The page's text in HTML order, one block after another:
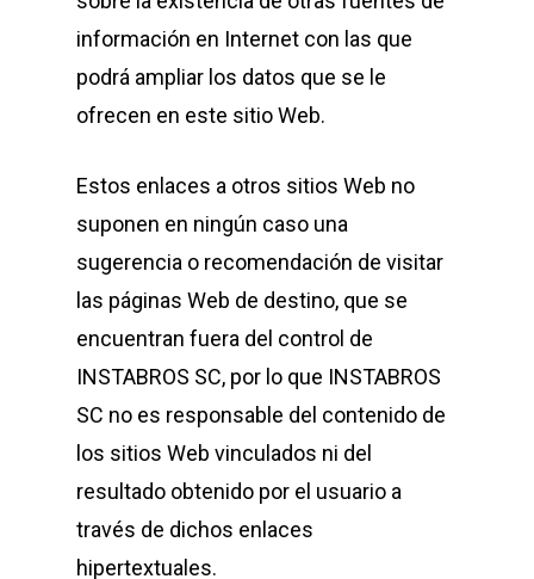
información en Internet con las que
podrá ampliar los datos que se le
ofrecen en este sitio Web.
Estos enlaces a otros sitios Web no
suponen en ningún caso una
sugerencia o recomendación de visitar
las páginas Web de destino, que se
encuentran fuera del control de
INSTABROS SC, por lo que INSTABROS
SC no es responsable del contenido de
los sitios Web vinculados ni del
resultado obtenido por el usuario a
través de dichos enlaces
hipertextuales.